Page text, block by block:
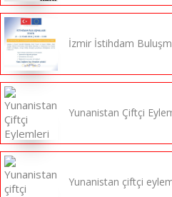
İzmir İstihdam
Yunanistan Çiftçi
Yunanistan çiftçi